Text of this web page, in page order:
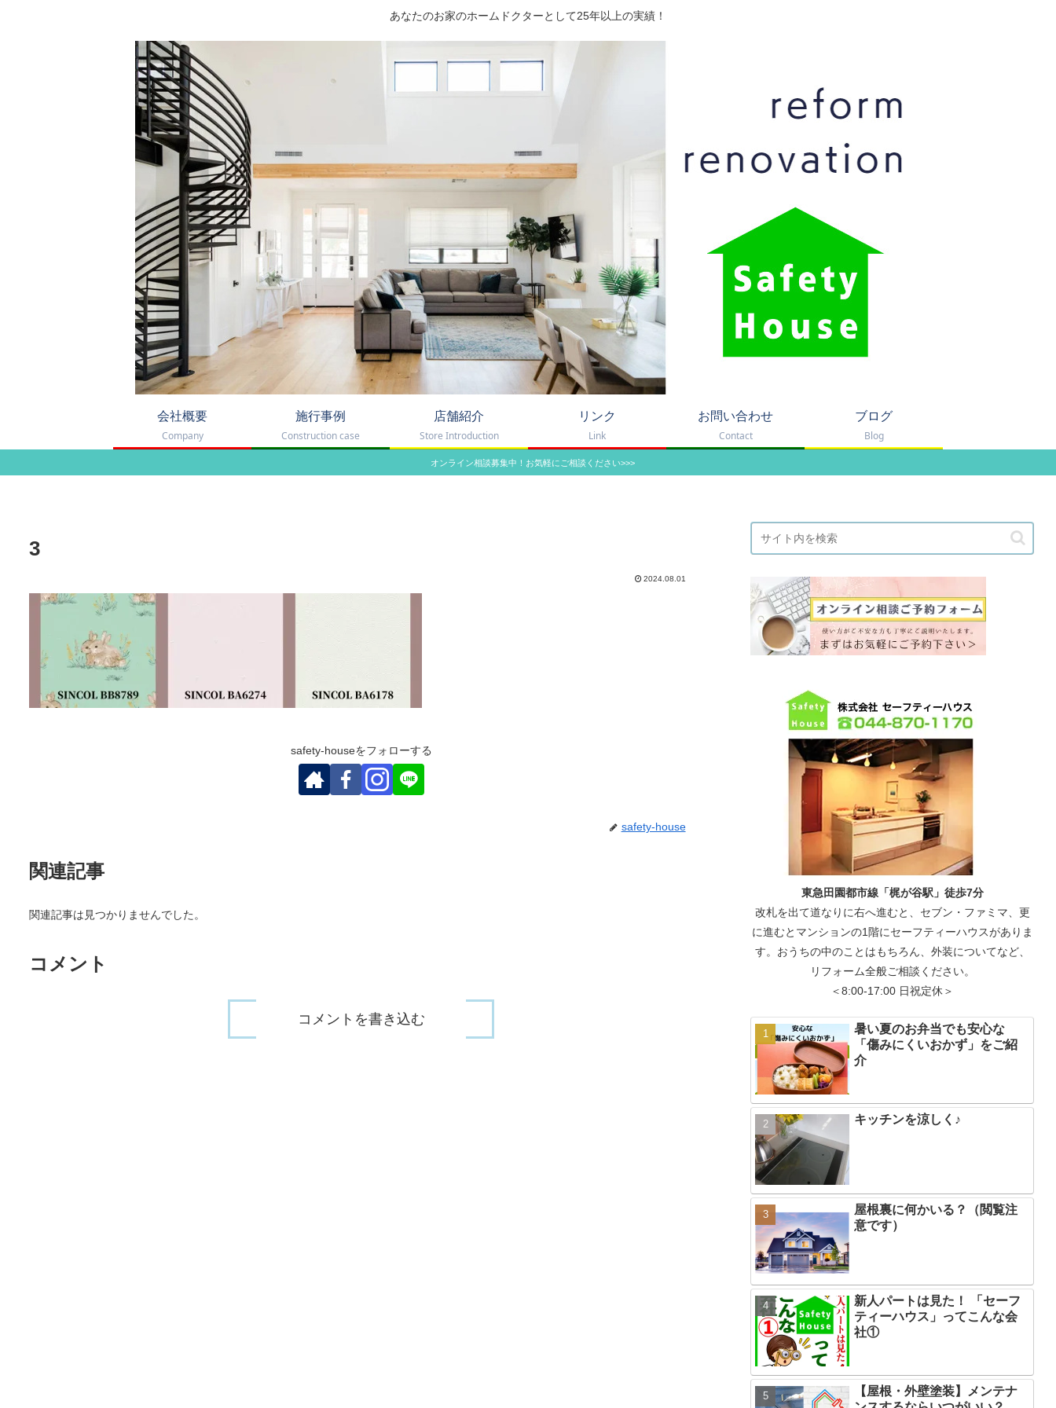
あなたのお家のホームドクターとして25年以上の実績！
会社概要
Company
施行事例
Construction case
店舗紹介
Store Introduction
リンク
Link
お問い合わせ
Contact
ブログ
Blog
オンライン相談募集中！お気軽にご相談ください>>>
3
2024.08.01
safety-houseをフォローする
safety-house
関連記事
関連記事は見つかりませんでした。
コメント
コメントを書き込む
東急田園都市線「梶が谷駅」徒歩7分
改札を出て道なりに右へ進むと、セブン・ファミマ、更
に進むとマンションの1階にセーフティーハウスがありま
す。おうちの中のことはもちろん、外装についてなど、
リフォーム全般ご相談ください。
＜8:00-17:00 日祝定休＞
暑い夏のお弁当でも安心な
「傷みにくいおかず」をご紹
介
キッチンを涼しく♪
屋根裏に何かいる？（閲覧注
意です）
新人パートは見た！ 「セーフ
ティーハウス」ってこんな会
社①
【屋根・外壁塗装】メンテナ